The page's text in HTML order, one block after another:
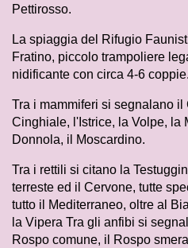
Pettirosso.
La spiaggia del Rifugio
Fratino, piccolo trampoliere
nidificante con circa 4-6 coppie.
Tra i mammiferi si segnalano il
Cinghiale, l'Istrice, la Volpe, la
Donnola, il Moscardino.
Tra i rettili si citano la
terreste ed il Cervone, tutte
tutto il Mediterraneo, oltre al
la Vipera Tra gli anfibi si
Rospo comune, il Rospo